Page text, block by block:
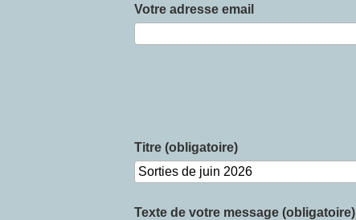
Votre adresse email
Titre (obligatoire)
Texte de votre message (obligatoire)